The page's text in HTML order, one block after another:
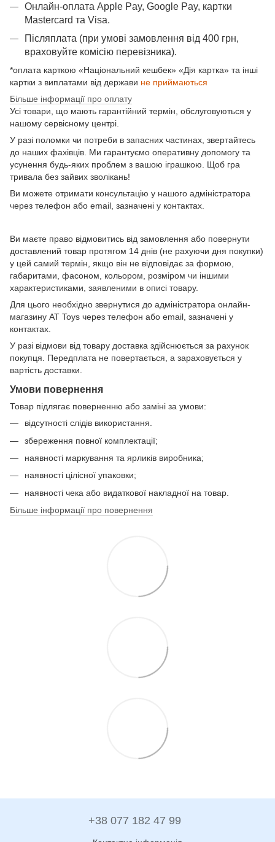
Онлайн-оплата Apple Pay, Google Pay, картки
Mastercard та Visа.
Післяплата (при умові замовлення від 400 грн,
враховуйте комісію перевізника).
*оплата карткою «Національний кешбек» «Дія картка» та інші
картки з виплатами від держави не приймаються
Більше інформації про оплату
Усі товари, що мають гарантійний термін, обслуговуються у
нашому сервісному центрі.
У разі поломки чи потреби в запасних частинах, звертайтесь
до наших фахівців. Ми гарантуємо оперативну допомогу та
усунення будь-яких проблем з вашою іграшкою. Щоб гра
тривала без зайвих зволікань!
Ви можете отримати консультацію у нашого адміністратора
через телефон або email, зазначені у контактах.
Ви маєте право відмовитись від замовлення або повернути
доставлений товар протягом 14 днів (не рахуючи дня покупки)
у цей самий термін, якщо він не відповідає за формою,
габаритами, фасоном, кольором, розміром чи іншими
характеристиками, заявленими в описі товару.
Для цього необхідно звернутися до адміністратора онлайн-
магазину AT Toys через телефон або email, зазначені у
контактах.
У разі відмови від товару доставка здійснюється за рахунок
покупця. Передплата не повертається, а зараховується у
вартість доставки.
Умови повернення
Товар підлягає поверненню або заміні за умови:
відсутності слідів використання.
збереження повної комплектації;
наявності маркування та ярликів виробника;
наявності цілісної упаковки;
наявності чека або видаткової накладної на товар.
Більше інформації про повернення
+38 077 182 47 99